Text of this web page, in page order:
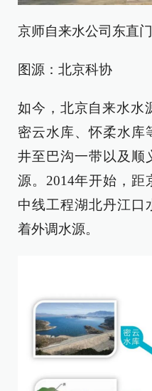
京师自来水公司东直
图源：北京科协
如今，北京自来水水
密云水库、怀柔水库
井至巴沟一带以及顺
源。2014年开始，距
中线工程湖北丹江口
着外调水源。